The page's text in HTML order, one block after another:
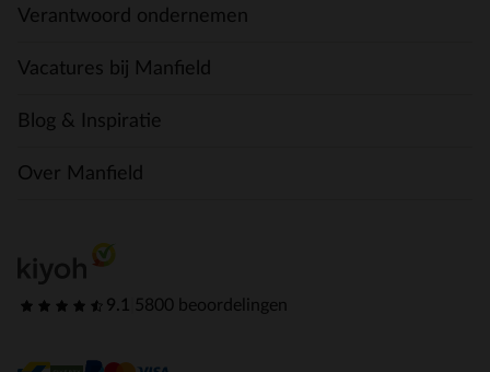
Verantwoord ondernemen
Vacatures bij Manfield
Blog & Inspiratie
Over Manfield
9.1 5800 beoordelingen